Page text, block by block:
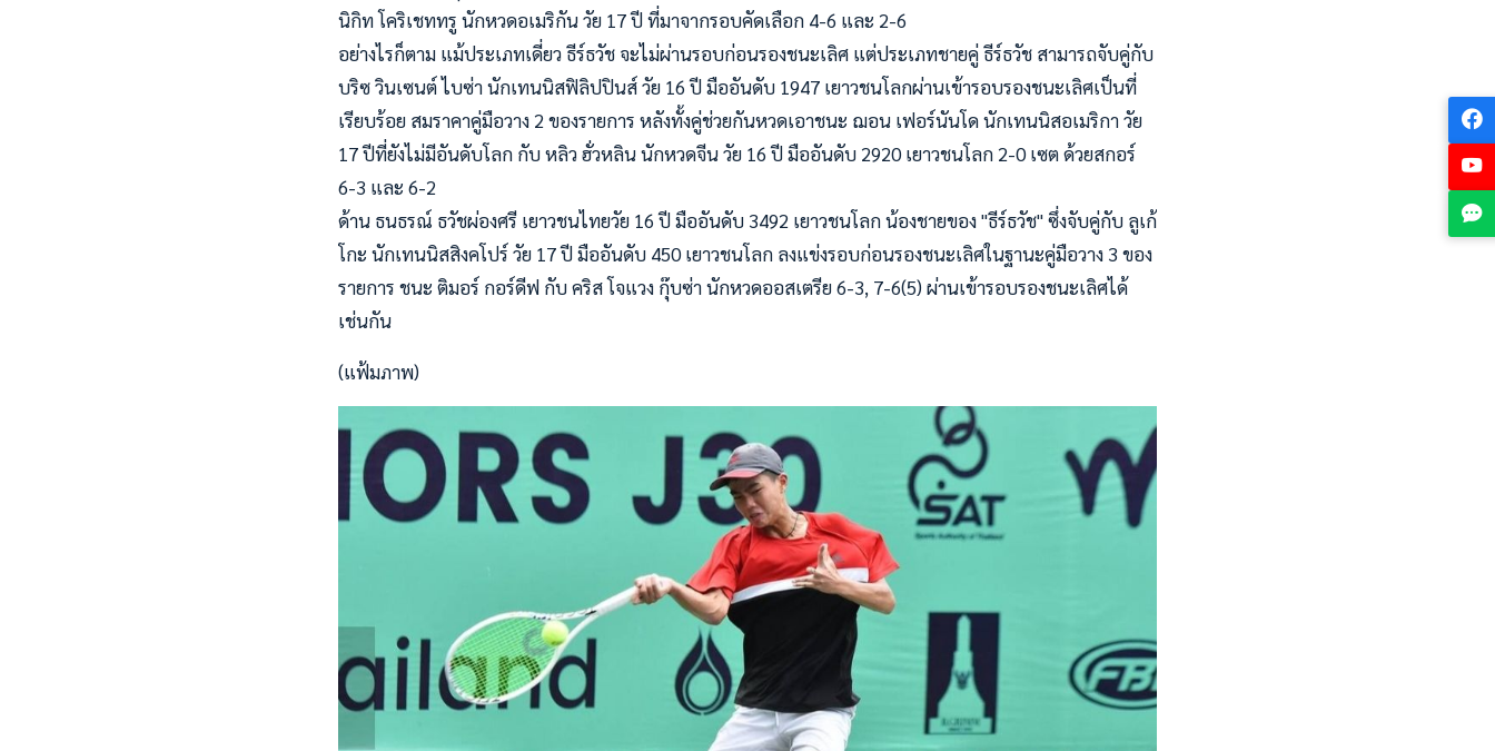
นิกิท โคริเชททรู นักหวดอเมริกัน วัย 17 ปี ที่มาจากรอบคัดเลือก 4-6 และ 2-6
อย่างไรก็ตาม แม้ประเภทเดี่ยว ธีร์ธวัช จะไม่ผ่านรอบก่อนรองชนะเลิศ แต่ประเภทชายคู่ ธีร์ธวัช สามารถจับคู่กับ
บริซ วินเซนต์ ไบซ่า นักเทนนิสฟิลิปปินส์ วัย 16 ปี มืออันดับ 1947 เยาวชนโลกผ่านเข้ารอบรองชนะเลิศเป็นที่
เรียบร้อย สมราคาคู่มือวาง 2 ของรายการ หลังทั้งคู่ช่วยกันหวดเอาชนะ ฌอน เฟอร์นันโด นักเทนนิสอเมริกา วัย
17 ปีที่ยังไม่มีอันดับโลก กับ หลิว ฮั่วหลิน นักหวดจีน วัย 16 ปี มืออันดับ 2920 เยาวชนโลก 2-0 เซต ด้วยสกอร์
6-3 และ 6-2
ด้าน ธนธรณ์ ธวัชผ่องศรี เยาวชนไทยวัย 16 ปี มืออันดับ 3492 เยาวชนโลก น้องชายของ "ธีร์ธวัช" ซึ่งจับคู่กับ ลูเก้
โกะ นักเทนนิสสิงคโปร์ วัย 17 ปี มืออันดับ 450 เยาวชนโลก ลงแข่งรอบก่อนรองชนะเลิศในฐานะคู่มือวาง 3 ของ
รายการ ชนะ ติมอร์ กอร์ดีฟ กับ คริส โจแวง กุ๊บซ่า นักหวดออสเตรีย 6-3, 7-6(5) ผ่านเข้ารอบรองชนะเลิศได้
เช่นกัน
(แฟ้มภาพ)